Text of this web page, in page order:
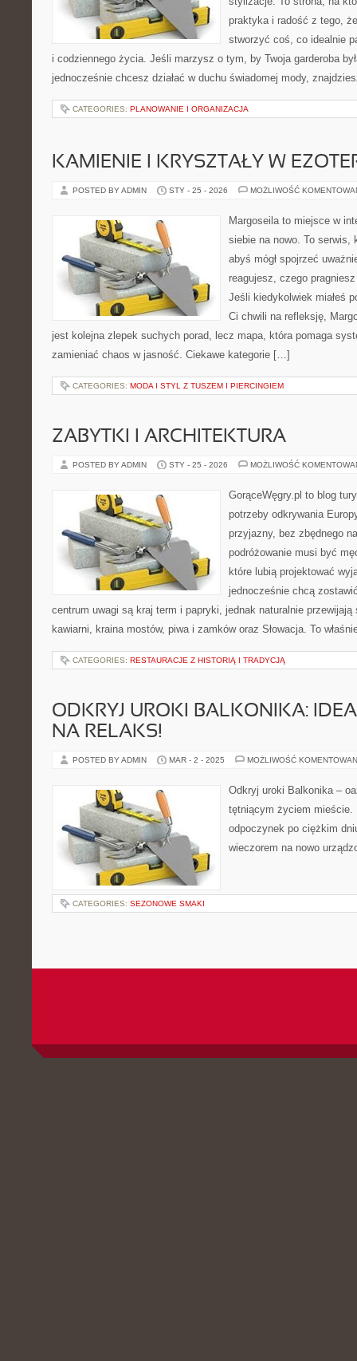
praktyka i radość z tego,
stworzyć coś, co idealnie
i codziennego życia. Jeśli marzysz o tym, by Twoja garderoba
jednocześnie chcesz działać w duchu świadomej mody,
CATEGORIES: PLANOWANIE I ORGANIZACJA
KAMIENIE I KRYSZTAŁY W
POSTED BY ADMIN STY - 25 - 2026 MOŻLIWOŚĆ
Margoseila to miejsce w
siebie na nowo. To serwis,
abyś mógł spojrzeć
reagujesz, czego
Jeśli kiedykolwiek miałeś
Ci chwili na refleksję,
jest kolejna zlepek suchych porad, lecz mapa, która pomaga
zamieniać chaos w jasność. Ciekawe kategorie […]
CATEGORIES: MODA I STYL Z TUSZEM I PIERCINGIEM
ZABYTKI I ARCHITEKTURA
POSTED BY ADMIN STY - 25 - 2026 MOŻLIWOŚĆ
GorąceWęgry.pl to blog
potrzeby odkrywania
przyjazny, bez zbędnego
podróżowanie musi być
które lubią projektować
jednocześnie chcą
centrum uwagi są kraj term i papryki, jednak naturalnie
kawiarni, kraina mostów, piwa i zamków oraz Słowacja. To
CATEGORIES: RESTAURACJE Z HISTORIĄ I TRADYCJĄ
ODKRYJ UROKI BALKONIKA:
NA RELAKS!
POSTED BY ADMIN MAR - 2 - 2025 MOŻLIWOŚĆ
Odkryj uroki Balkonika –
tętniącym życiem mieście.
odpoczynek po ciężkim
wieczorem na nowo
CATEGORIES: SEZONOWE SMAKI